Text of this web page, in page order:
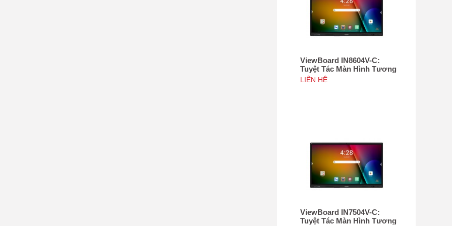
ViewBoard IN8604V-C:
Tuyệt Tác Màn Hình Tương
Tác 86", Tích hợp camera
4K độ phân giải 50MP, NFC
LIÊN HỆ
ViewBoard IN7504V-C:
Tuyệt Tác Màn Hình Tương